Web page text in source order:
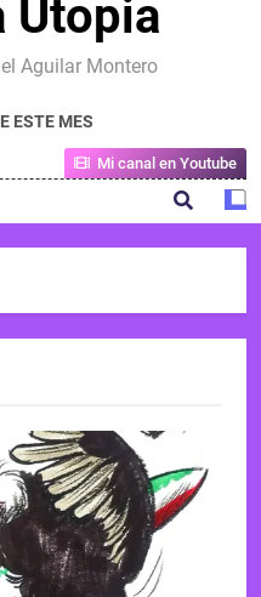
Utopia
Aguilar Montero
ESTE MES
Mi canal en Youtube